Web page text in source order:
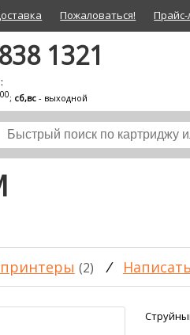
Пожаловаться! Прайс-
1321
00; сб,вс - выходной
(2) /